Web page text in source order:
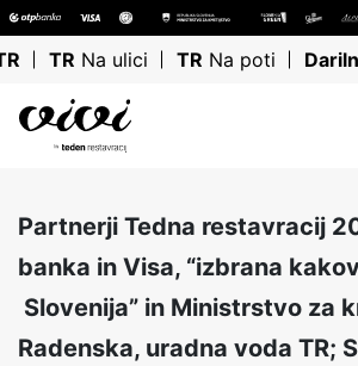
TR Na ulici TR Na poti
Partnerji Tedna restavracij
banka in Visa, “izbrana
Slovenija” in Ministrstvo za
Radenska, uradna voda TR;